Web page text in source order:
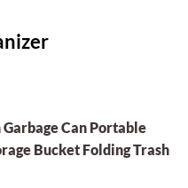
Can Portable
Bucket Folding Trash